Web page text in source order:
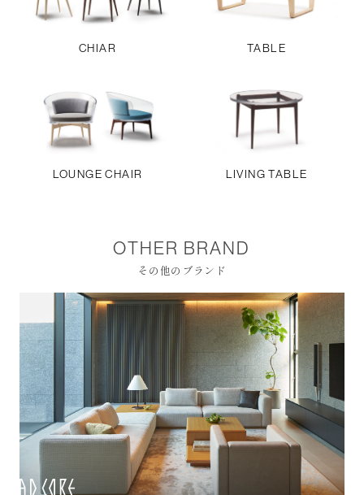
CHIAR TABLE
LOUNGE CHAIR LIVING TABLE
OTHER BRAND
その他のブランド